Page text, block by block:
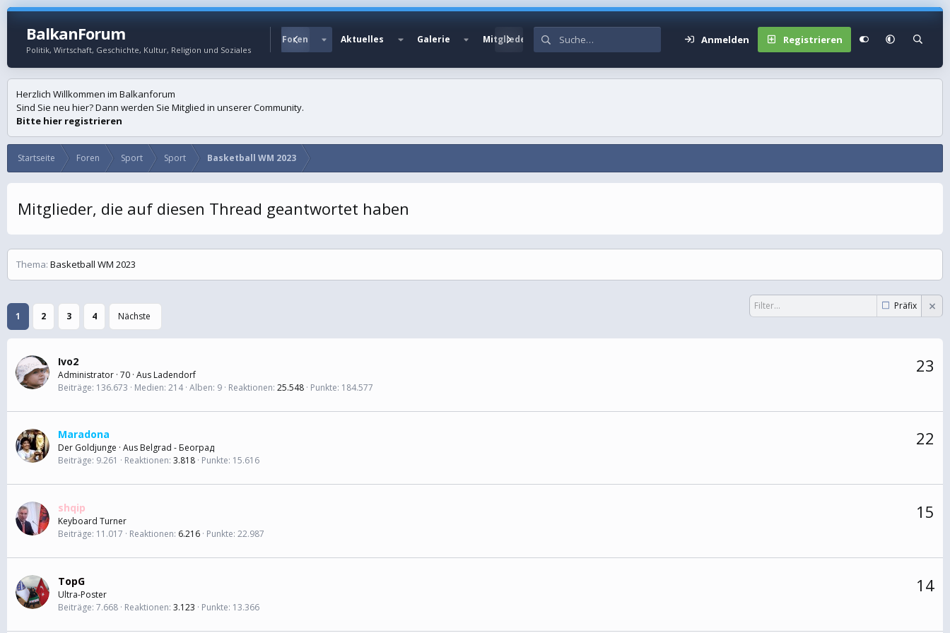
BalkanForum
Politik, Wirtschaft, Geschichte, Kultur, Religion und Soziales
Foren Aktuelles Galerie Mitglieder Anmelden Registrieren
Herzlich Willkommen im Balkanforum
Sind Sie neu hier? Dann werden Sie Mitglied in unserer Community.
Bitte hier registrieren
Startseite Foren Sport Sport Basketball WM 2023
Mitglieder, die auf diesen Thread geantwortet haben
Thema Basketball WM 2023
1 2 3 4 Nächste
Präfix
23
Ivo2
Administrator · 70 · Aus Ladendorf
Beiträge 136.673 Medien 214 Alben 9 Reaktionen 25.548 Punkte 184.577
22
Maradona
Der Goldjunge · Aus Belgrad - Београд
Beiträge 9.261 Reaktionen 3.818 Punkte 15.616
15
shqip
Keyboard Turner
Beiträge 11.017 Reaktionen 6.216 Punkte 22.987
14
TopG
Ultra-Poster
Beiträge 7.668 Reaktionen 3.123 Punkte 13.366